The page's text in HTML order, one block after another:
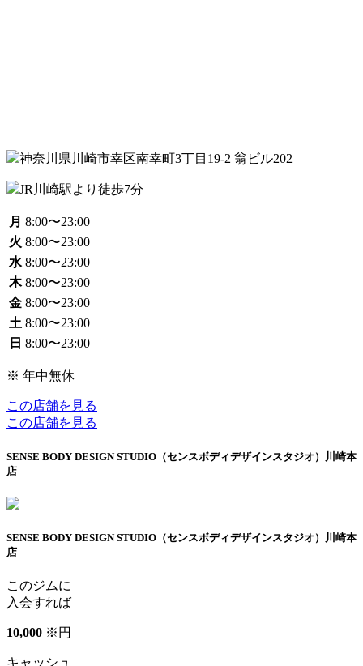
神奈川県川崎市幸区南幸町3丁目19‐2 翁ビル202
JR川崎駅より徒歩7分
月 8:00〜23:00
火 8:00〜23:00
水 8:00〜23:00
木 8:00〜23:00
金 8:00〜23:00
土 8:00〜23:00
日 8:00〜23:00
※ 年中無休
この店舗を見る
この店舗を見る
SENSE BODY DESIGN STUDIO（センスボディデザインスタジオ）川崎本
店
SENSE BODY DESIGN STUDIO（センスボディデザインスタジオ）川崎本
店
このジムに
入会すれば
10,000 ※ 円
キャッシュ